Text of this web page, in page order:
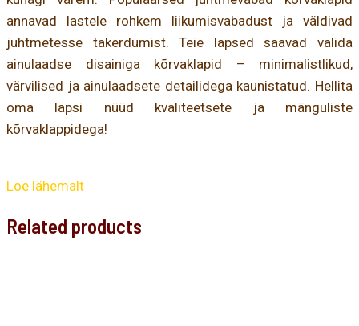
annavad lastele rohkem liikumisvabadust ja väldivad
juhtmetesse takerdumist. Teie lapsed saavad valida
ainulaadse disainiga kõrvaklapid – minimalistlikud,
värvilised ja ainulaadsete detailidega kaunistatud. Hellita
oma lapsi nüüd kvaliteetsete ja mänguliste
kõrvaklappidega!
Loe lähemalt
Related products